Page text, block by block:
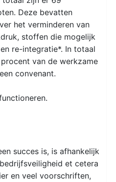
Deze bevatten
het verminderen van
stoffen die mogelijk
re-integratie*. In totaal
van de werkzame
convenant.
succes is, is afhankelijk
et cetera
en veel voorschriften,